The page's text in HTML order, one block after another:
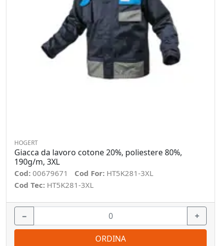
HOGERT
Giacca da lavoro cotone 20%, poliestere 80%,
190g/m, 3XL
Cod: 00679671 Cod For: HT5K281-3XL
Cod Tec: HT5K281-3XL
− +
ORDINA